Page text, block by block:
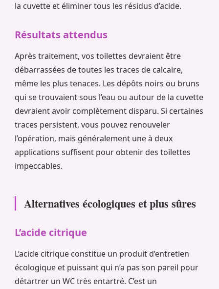
la cuvette et éliminer tous les résidus d’acide.
Résultats attendus
Après traitement, vos toilettes devraient être
débarrassées de toutes les traces de calcaire,
même les plus tenaces. Les dépôts noirs ou bruns
qui se trouvaient sous l’eau ou autour de la cuvette
devraient avoir complètement disparu. Si certaines
traces persistent, vous pouvez renouveler
l’opération, mais généralement une à deux
applications suffisent pour obtenir des toilettes
impeccables.
Alternatives écologiques et plus sûres
L’acide citrique
L’acide citrique constitue un produit d’entretien
écologique et puissant qui n’a pas son pareil pour
détartrer un WC très entartré. C’est un